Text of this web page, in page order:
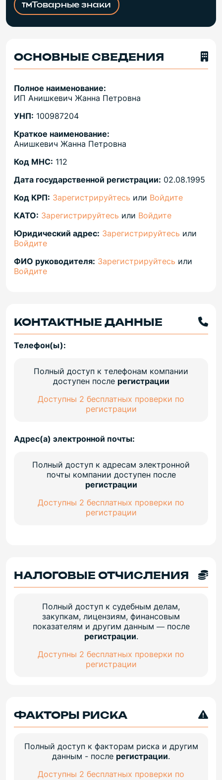
Товарные знаки
ОСНОВНЫЕ СВЕДЕНИЯ
Полное наименование:
ИП Анишкевич Жанна Петровна
УНП: 100987204
Краткое наименование:
Анишкевич Жанна Петровна
Код МНС: 112
Дата государственной регистрации: 02.08.1995
Код КРП: Зарегистрируйтесь или Войдите
КАТО: Зарегистрируйтесь или Войдите
Юридический адрес: Зарегистрируйтесь или
Войдите
ФИО руководителя: Зарегистрируйтесь или
Войдите
КОНТАКТНЫЕ ДАННЫЕ
Телефон(ы):
Полный доступ к телефонам компании
доступен после регистрации
Доступны 2 бесплатных проверки по
регистрации
Адрес(а) электронной почты:
Полный доступ к адресам электронной
почты компании доступен после
регистрации
Доступны 2 бесплатных проверки по
регистрации
НАЛОГОВЫЕ ОТЧИСЛЕНИЯ
Полный доступ к судебным делам,
закупкам, лицензиям, финансовым
показателям и другим данным — после
регистрации.
Доступны 2 бесплатных проверки по
регистрации
ФАКТОРЫ РИСКА
Полный доступ к факторам риска и другим
данным - после регистрации.
Доступны 2 бесплатных проверки по